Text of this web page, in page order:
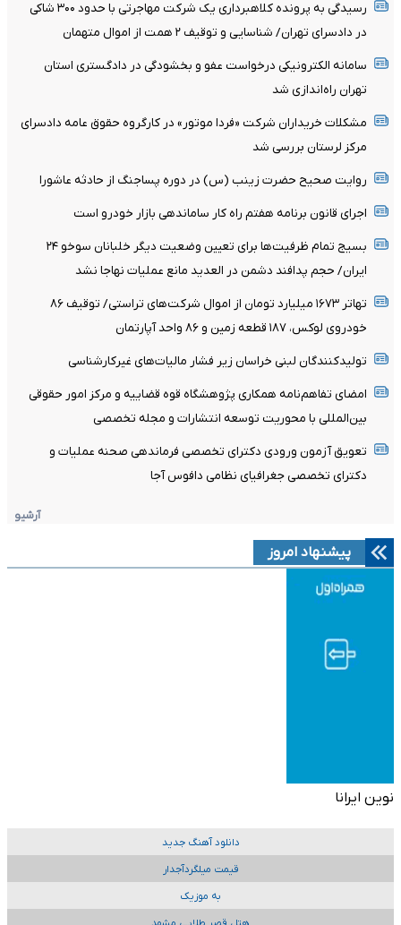
رسیدگی به پرونده کلاهبرداری یک شرکت مهاجرتی با حدود ۳۰۰ شاکی
در دادسرای تهران/ شناسایی و توقیف ۲ همت از اموال متهمان
سامانه الکترونیکی درخواست عفو و بخشودگی در دادگستری استان
تهران راه‌اندازی شد
مشکلات خریداران شرکت «فردا موتور» در کارگروه حقوق عامه دادسرای
مرکز لرستان بررسی شد
روایت صحیح حضرت زینب (س) در دوره پساجنگ از حادثه عاشورا
اجرای قانون برنامه هفتم راه کار ساماندهی بازار خودرو است
بسیج تمام ظرفیت‌ها برای تعیین وضعیت دیگر خلبانان سوخو ۲۴
ایران/ حجم پدافند دشمن در العدید مانع عملیات نهاجا نشد
تهاتر ۱۶۷۳ میلیارد تومان از اموال شرکت‌های تراستی/ توقیف ۸۶
خودروی لوکس، ۱۸۷ قطعه زمین و ۸۶ واحد آپارتمان
تولیدکنندگان لبنی خراسان زیر فشار مالیات‌های غیرکارشناسی
امضای تفاهم‌نامه همکاری پژوهشگاه قوه قضاییه و مرکز امور حقوقی
بین‌المللی با محوریت توسعه انتشارات و مجله تخصصی
تعویق آزمون ورودی دکترای تخصصی فرماندهی صحنه عملیات و
دکترای تخصصی جغرافیای نظامی دافوس آجا
آرشیو
پیشنهاد امروز
نوین ایرانا
دانلود آهنگ جدید
قیمت میلگردآجدار
به موزیک